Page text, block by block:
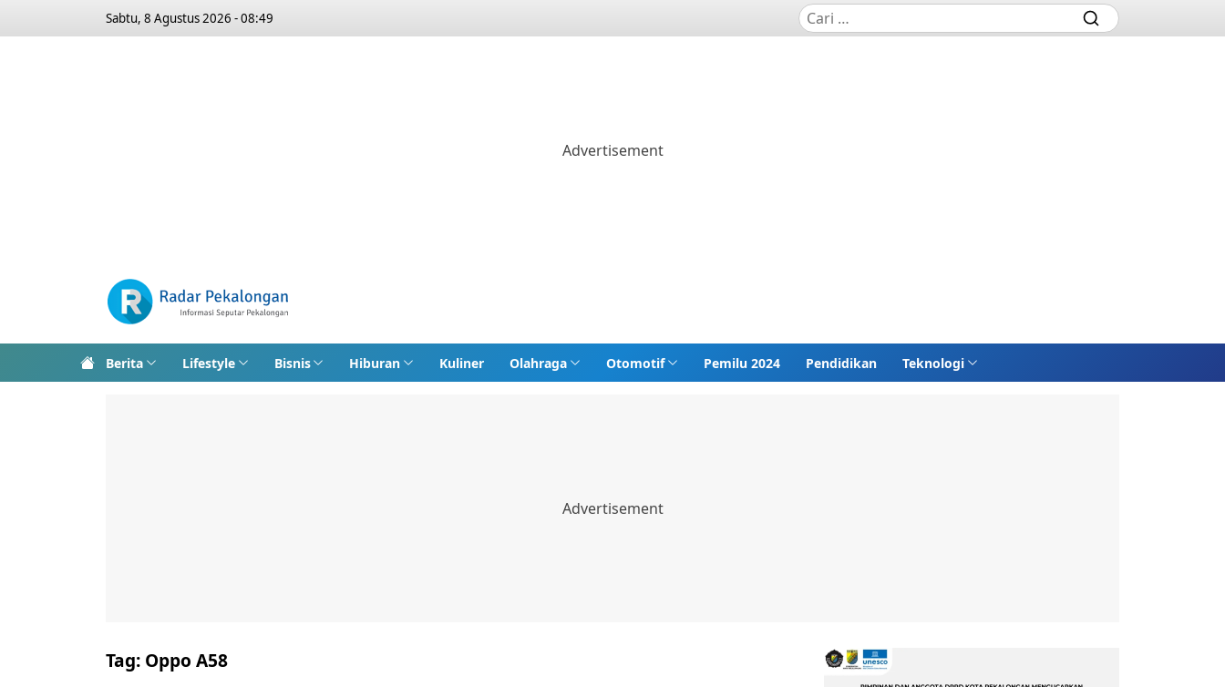
Sabtu, 8 Agustus 2026 - 08:49
Berita Lifestyle Bisnis Hiburan Kuliner Olahraga Otomotif Pemilu 2024 Pendidikan Teknologi
Tag: Oppo A58